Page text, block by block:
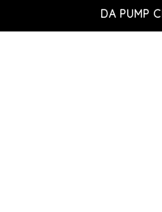
DA PUMP